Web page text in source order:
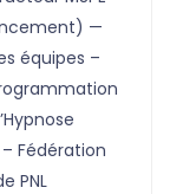
—
équipes –
Fédération
PNL